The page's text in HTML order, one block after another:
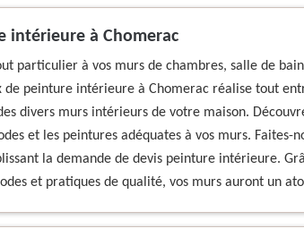
intérieure à Chomerac
particulier à vos murs de chambres, salle de
de peinture intérieure à Chomerac réalise tout
divers murs intérieurs de votre maison.
et les peintures adéquates à vos murs. Faites-
la demande de devis peinture intérieure.
et pratiques de qualité, vos murs auront un